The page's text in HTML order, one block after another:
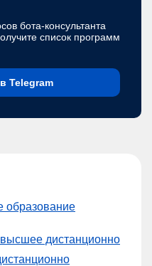
бота-консультанта
список программ
Telegram
образование
дистанционно